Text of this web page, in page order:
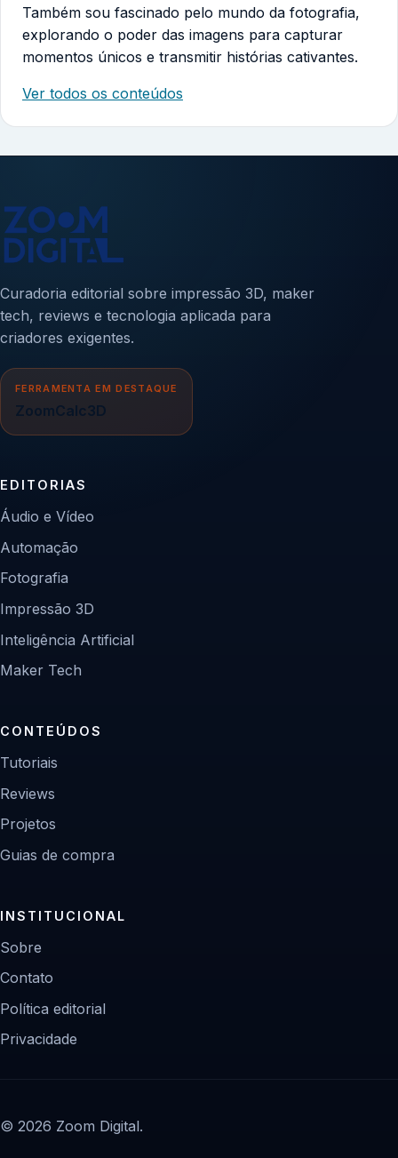
Também sou fascinado pelo mundo da fotografia,
explorando o poder das imagens para capturar
momentos únicos e transmitir histórias cativantes.
Ver todos os conteúdos
Curadoria editorial sobre impressão 3D, maker
tech, reviews e tecnologia aplicada para
criadores exigentes.
FERRAMENTA EM DESTAQUE
ZoomCalc3D
EDITORIAS
Áudio e Vídeo
Automação
Fotografia
Impressão 3D
Inteligência Artificial
Maker Tech
CONTEÚDOS
Tutoriais
Reviews
Projetos
Guias de compra
INSTITUCIONAL
Sobre
Contato
Política editorial
Privacidade
© 2026 Zoom Digital.